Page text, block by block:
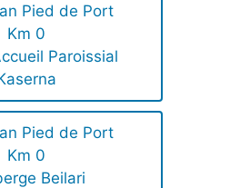
Pied de Port
Km 0
Paroissial
Pied de Port
Km 0
Beilari